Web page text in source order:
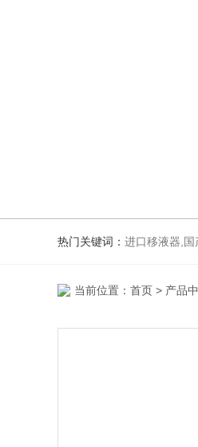
热门关键词： 进口移液器,国
当前位置： 首页 > 产品